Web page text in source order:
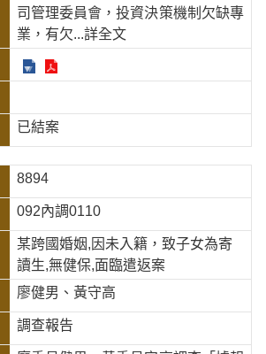
司管理委員會，投資決策機制欠缺專
業，有欠...詳全文
已結案
8894
092內調0110
某跨國婚姻,因未入籍，致子女為寄
讀生,無健保,面臨遣返案
廖健男、黃守高
調查報告